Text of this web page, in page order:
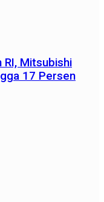
RI, Mitsubishi
17 Persen